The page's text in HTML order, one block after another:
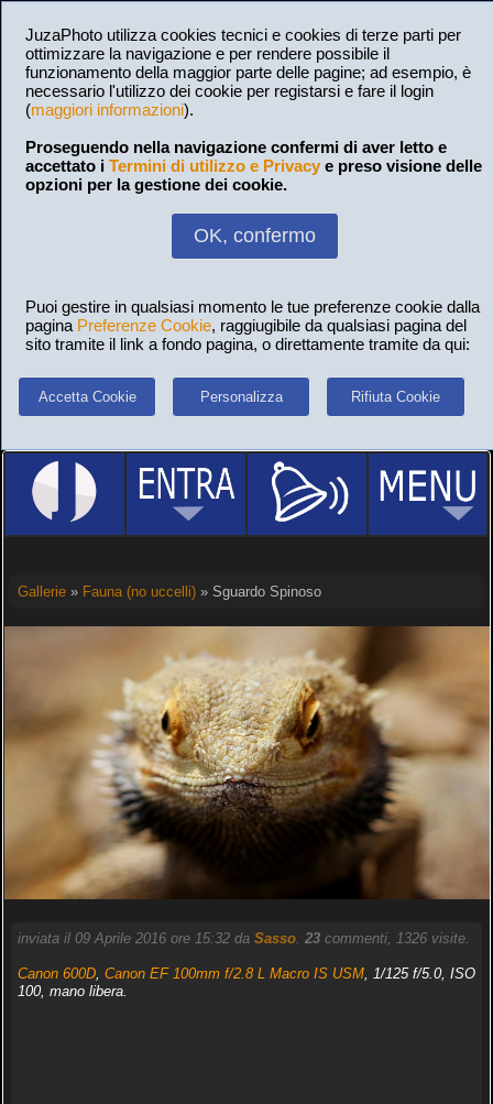
JuzaPhoto utilizza cookies tecnici e cookies di terze parti per
ottimizzare la navigazione e per rendere possibile il
funzionamento della maggior parte delle pagine; ad esempio, è
necessario l'utilizzo dei cookie per registarsi e fare il login
(maggiori informazioni).
Proseguendo nella navigazione confermi di aver letto e
accettato i Termini di utilizzo e Privacy e preso visione delle
opzioni per la gestione dei cookie.
OK, confermo
Puoi gestire in qualsiasi momento le tue preferenze cookie dalla
pagina Preferenze Cookie, raggiugibile da qualsiasi pagina del
sito tramite il link a fondo pagina, o direttamente tramite da qui:
Accetta Cookie Personalizza Rifiuta Cookie
Gallerie» Fauna (no uccelli)» Sguardo Spinoso
inviata il 09 Aprile 2016 ore 15:32 da Sasso. 23commenti, 1326 visite.
Canon 600D, Canon EF 100mm f/2.8 L Macro IS USM, 1/125 f/5.0, ISO
100, mano libera.